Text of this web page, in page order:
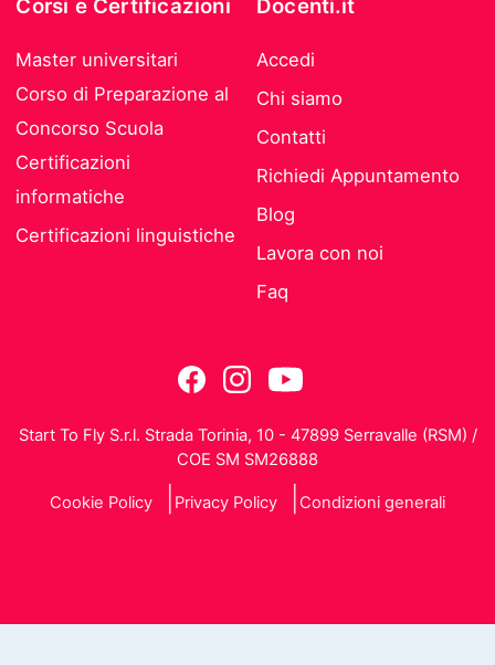
Corsi e Certificazioni
Master universitari
Corso di Preparazione al
Concorso Scuola
Certificazioni
informatiche
Certificazioni linguistiche
Docenti.it
Accedi
Chi siamo
Contatti
Richiedi Appuntamento
Blog
Lavora con noi
Faq
Start To Fly S.r.l. Strada Torinia, 10 - 47899 Serravalle (RSM) /
COE SM SM26888
Cookie Policy Privacy Policy Condizioni generali